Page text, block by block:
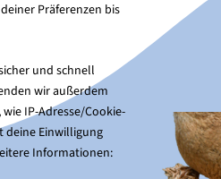
Präferenzen bis
und schnell
wir außerdem
IP-Adresse/Cookie-
deine Einwilligung
Informationen:
Geschenke